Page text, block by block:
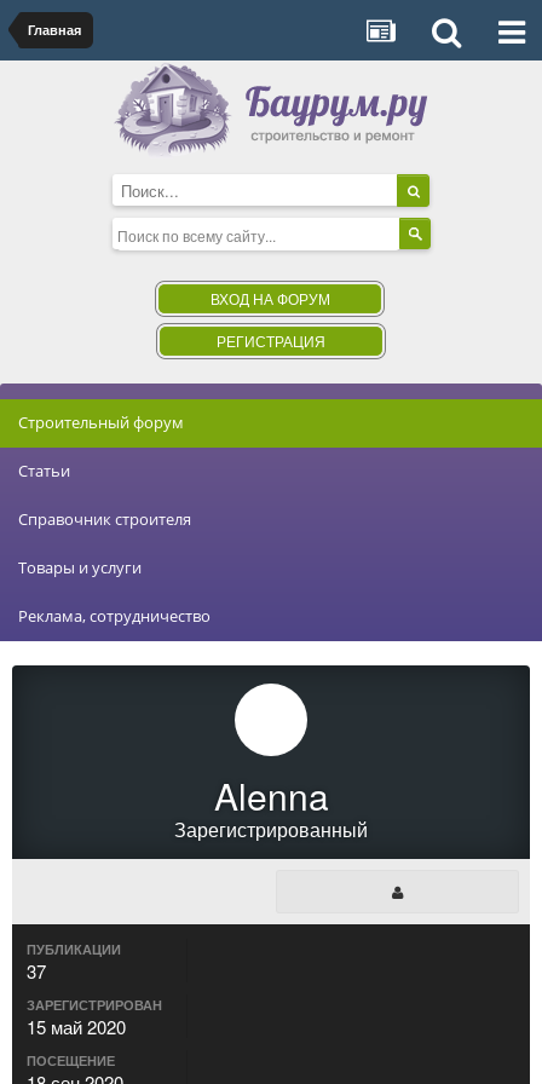
Главная
ВХОД НА ФОРУМ
РЕГИСТРАЦИЯ
Строительный форум
Статьи
Справочник строителя
Товары и услуги
Реклама, сотрудничество
Alenna
Зарегистрированный
ПУБЛИКАЦИИ
37
ЗАРЕГИСТРИРОВАН
15 май 2020
ПОСЕЩЕНИЕ